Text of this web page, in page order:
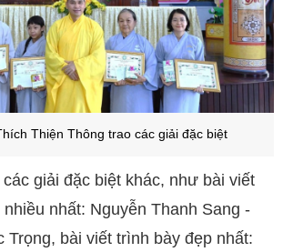
Thiện Thông trao các giải đặc biệt
giải đặc biệt khác, như bài viết
nhất: Nguyễn Thanh Sang -
Trọng, bài viết trình bày đẹp nhất: